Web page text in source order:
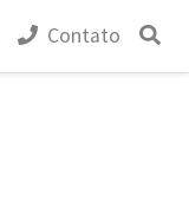
Contato